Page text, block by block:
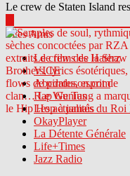
Le crew de Staten Island
Sites Amis
Le crew des Haterz
VICE
Abcdrduson.com
Rap Genius
Les actualités du Roi
OkayPlayer
La Détente Générale
Life+Times
Jazz Radio